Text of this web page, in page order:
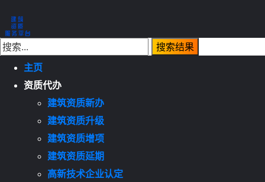
主页
资质代办
建筑资质新办
建筑资质升级
建筑资质增项
建筑资质延期
高新技术企业认定